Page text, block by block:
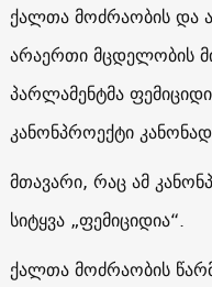
ქალთა მოძრაობის და
არაერთი მცდელობის
პარლამენტმა
კანონპროექტი
მთავარი, რაც ამ
სიტყვა „ფემიციდია“.
ქალთა მოძრაობის